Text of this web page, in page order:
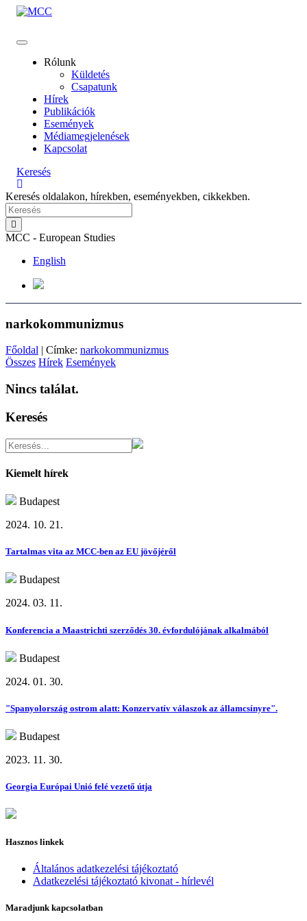
Rólunk
Küldetés
Csapatunk
Hírek
Publikációk
Események
Médiamegjelenések
Kapcsolat
Keresés
Keresés oldalakon, hírekben, eseményekben, cikkekben.
MCC - European Studies
English
narkokommunizmus
Főoldal | Címke: narkokommunizmus
Összes Hírek Események
Nincs találat.
Keresés
Kiemelt hírek
Budapest
2024. 10. 21.
Tartalmas vita az MCC-ben az EU jövőjéről
Budapest
2024. 03. 11.
Konferencia a Maastrichti szerződés 30. évfordulójának alkalmából
Budapest
2024. 01. 30.
"Spanyolország ostrom alatt: Konzervatív válaszok az államcsínyre".
Budapest
2023. 11. 30.
Georgia Európai Unió felé vezető útja
Hasznos linkek
Általános adatkezelési tájékoztató
Adatkezelési tájékoztató kivonat - hírlevél
Maradjunk kapcsolatban